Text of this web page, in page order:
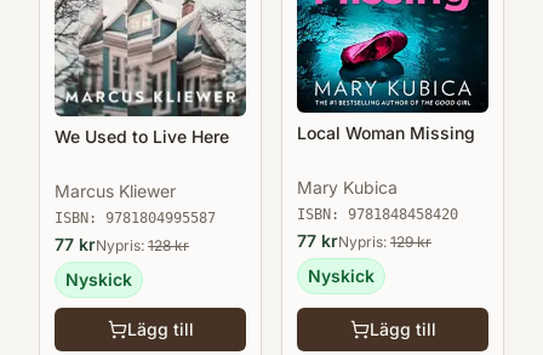
We Used to Live Here
Marcus Kliewer
ISBN: 9781804995587
77 krNypris: 128kr
Nyskick
Lägg till
Local Woman Missing
Mary Kubica
ISBN: 9781848458420
77 krNypris: 129kr
Nyskick
Lägg till